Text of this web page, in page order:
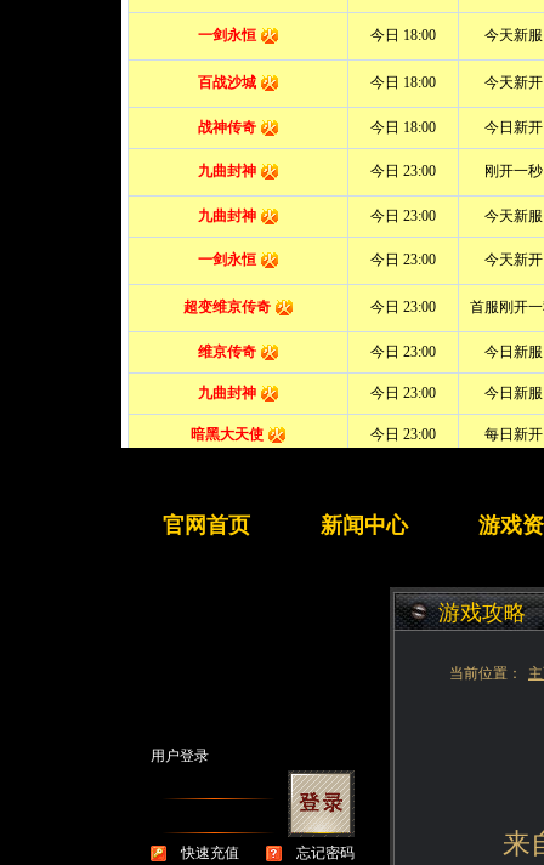
官网首页 新闻中心 游戏
用户登录
忘记密码
快速充值
游戏攻略
当前位置：
来